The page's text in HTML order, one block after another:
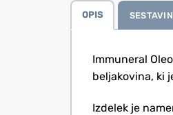
OPIS
Immuneral
beljakovina, ki
Izdelek je